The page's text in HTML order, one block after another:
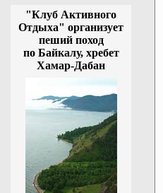
"Клуб Активного
Отдыха" организует
пеший поход
по Байкалу, хребет
Хамар-Дабан